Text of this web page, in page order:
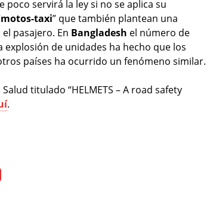
servirá la ley si no se aplica su
motos-taxi” que también plantean una
pasajero. En Bangladesh el número de
de unidades ha hecho que los
países ha ocurrido un fenómeno similar.
titulado “HELMETS – A road safety
.